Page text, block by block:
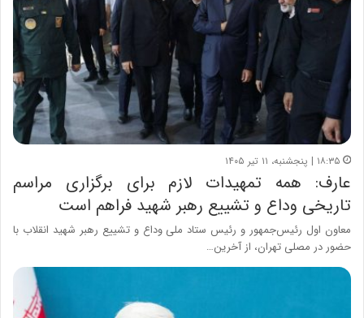
۱۸:۳۵ | پنجشنبه، ۱۱ تیر ۱۴۰۵
عارف: همه تمهیدات لازم برای برگزاری مراسم
تاریخی وداع و تشییع رهبر شهید فراهم است
معاون اول رئیس‌جمهور و رئیس ستاد ملی وداع و تشییع رهبر شهید انقلاب با
حضور در مصلی تهران، از آخرین…